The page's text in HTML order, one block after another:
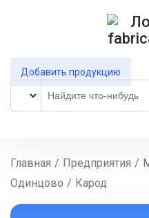
Добавить продукцию
Главная / Предприятия /
Одинцово / Карод